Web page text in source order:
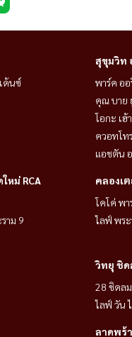
ด้นซ์
สุขุมวิท
พาร์ค อ
คุณ บาย
โอกะ เฮ้
ควอทโท
แอชตัน
หม่ RCA
าม 9
คลองเ
โคโค่ พา
ไลฟ์ พระ
วิทยุ ชิด
28 ชิดลม
ไลฟ์ วัน
ลาดพร้